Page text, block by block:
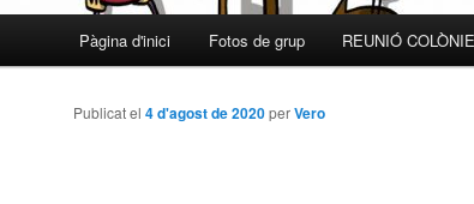
Aneu
al
Pàgina d'inici Fotos de grup REUNIÓ
Publicat el 4 d'agost de 2020perVero